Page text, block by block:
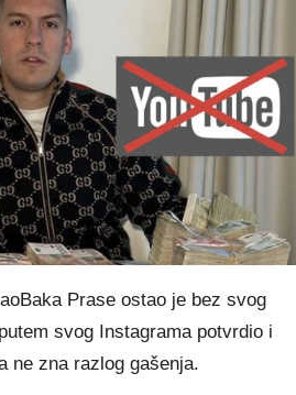
Prase ostao je bez svog
svog Instagrama potvrdio i
ne zna razlog gašenja.